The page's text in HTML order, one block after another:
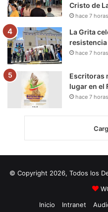
Cristo de
hace 7 horas
La Grita
resistencia
hace 7 horas
Escritoras
lugar en el
hace 7 horas
© Copyright 2026, Todos los
Inicio
Intranet